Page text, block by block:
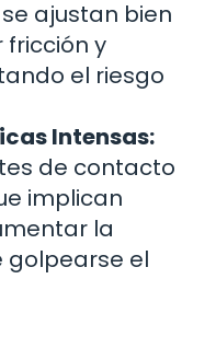
ajustan bien
y
el riesgo
Intensas:
de contacto
implican
la
el